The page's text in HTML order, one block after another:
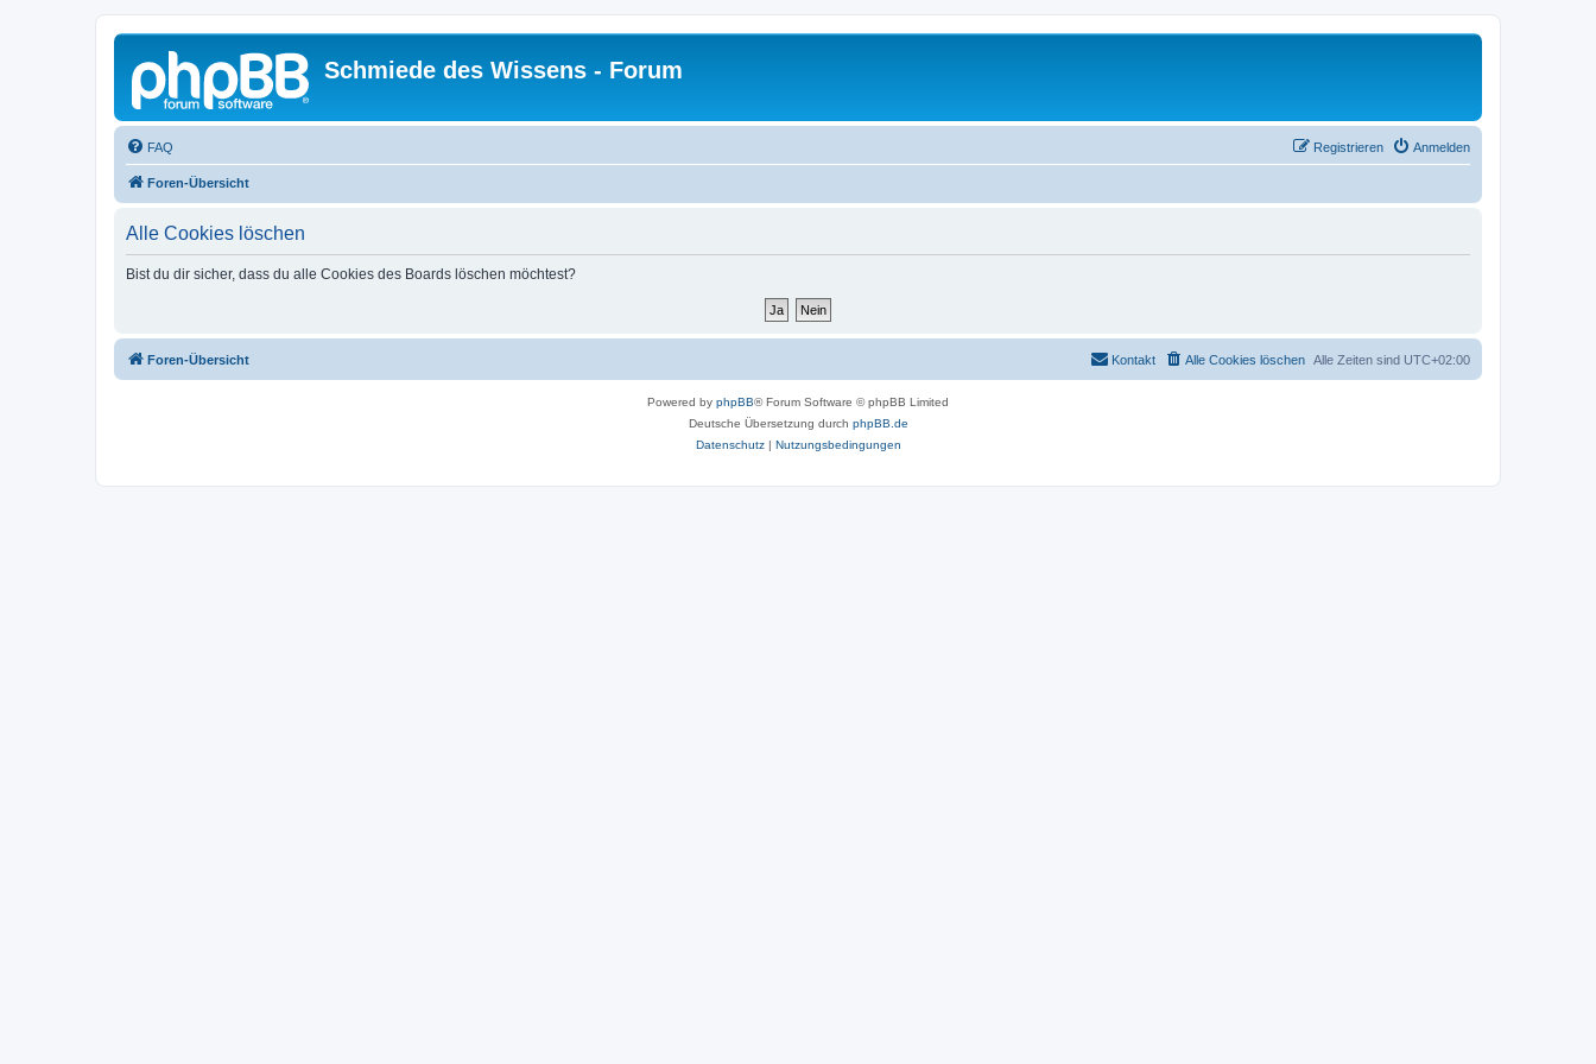
Schmiede des Wissens - Forum
FAQ Anmelden
Registrieren
Foren-Übersicht
Alle Cookies löschen
Bist du dir sicher, dass du alle Cookies des Boards löschen möchtest?
Foren-Übersicht Alle Zeiten sind UTC+02:00
Alle Cookies löschen
Kontakt
Powered by phpBB® Forum Software © phpBB Limited
Deutsche Übersetzung durch phpBB.de
Datenschutz| Nutzungsbedingungen